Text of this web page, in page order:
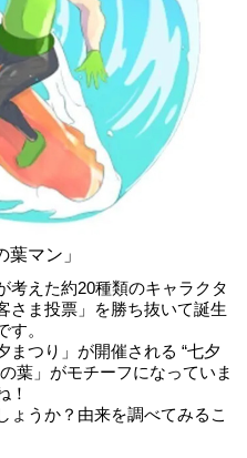
マン」
考えた約20種類のキャラクタ
さま投票」を勝ち抜いて誕生
。
まつり」が開催される “七夕
葉」がモチーフになっていま
！
ょうか？由来を調べてみるこ